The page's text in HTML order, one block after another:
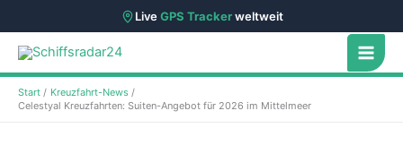
LiveGPS Trackerweltweit
Zum
Inhalt
springen
Start
Kreuzfahrt-News
Celestyal Kreuzfahrten: Suiten-Angebot für 2026 im Mittelmeer